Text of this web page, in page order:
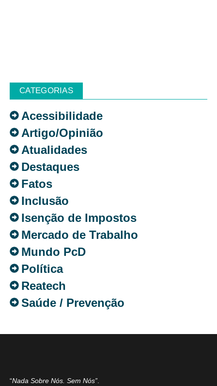
CATEGORIAS
Acessibilidade
Artigo/Opinião
Atualidades
Destaques
Fatos
Inclusão
Isenção de Impostos
Mercado de Trabalho
Mundo PcD
Política
Reatech
Saúde / Prevenção
“Nada Sobre Nós. Sem Nós”